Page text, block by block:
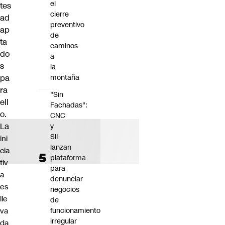
tes
ad
ap
ta
do
s
pa
ra
ell
o.
La
ini
cia
tiv
a
es
lle
va
da
el
cierre
preventivo
de
caminos
a
la
montaña
"Sin
Fachadas":
CNC
y
SII
lanzan
plataforma
para
denunciar
negocios
de
funcionamiento
irregular